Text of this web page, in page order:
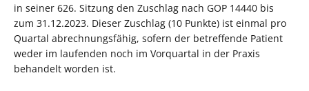
in seiner 626. Sitzung den Zuschlag nach GOP 14440 bis
zum 31.12.2023. Dieser Zuschlag (10 Punkte) ist einmal pro
Quartal abrechnungsfähig, sofern der betreffende Patient
weder im laufenden noch im Vorquartal in der Praxis
behandelt worden ist.